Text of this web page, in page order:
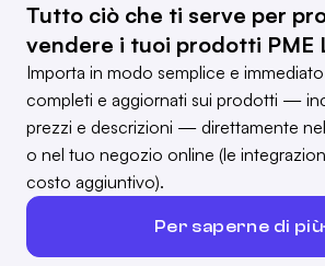
Tutto ciò che ti serve per
vendere i tuoi prodotti PME
Importa in modo semplice e
completi e aggiornati sui prodotti —
prezzi e descrizioni — direttamente
o nel tuo negozio online (le
costo aggiuntivo).
Per saperne di più